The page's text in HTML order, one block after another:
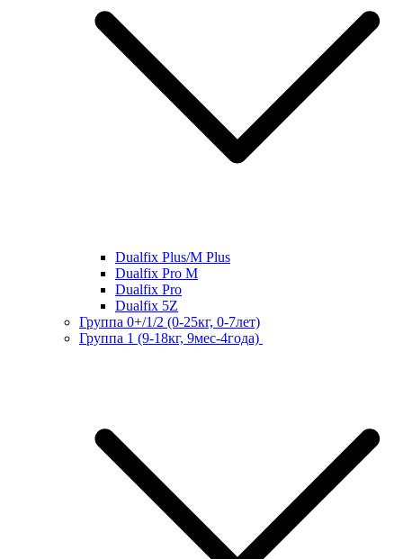
Dualfix Plus/M Plus
Dualfix Pro M
Dualfix Pro
Dualfix 5Z
Группа 0+/1/2 (0-25кг, 0-7лет)
Группа 1 (9-18кг, 9мес-4года)